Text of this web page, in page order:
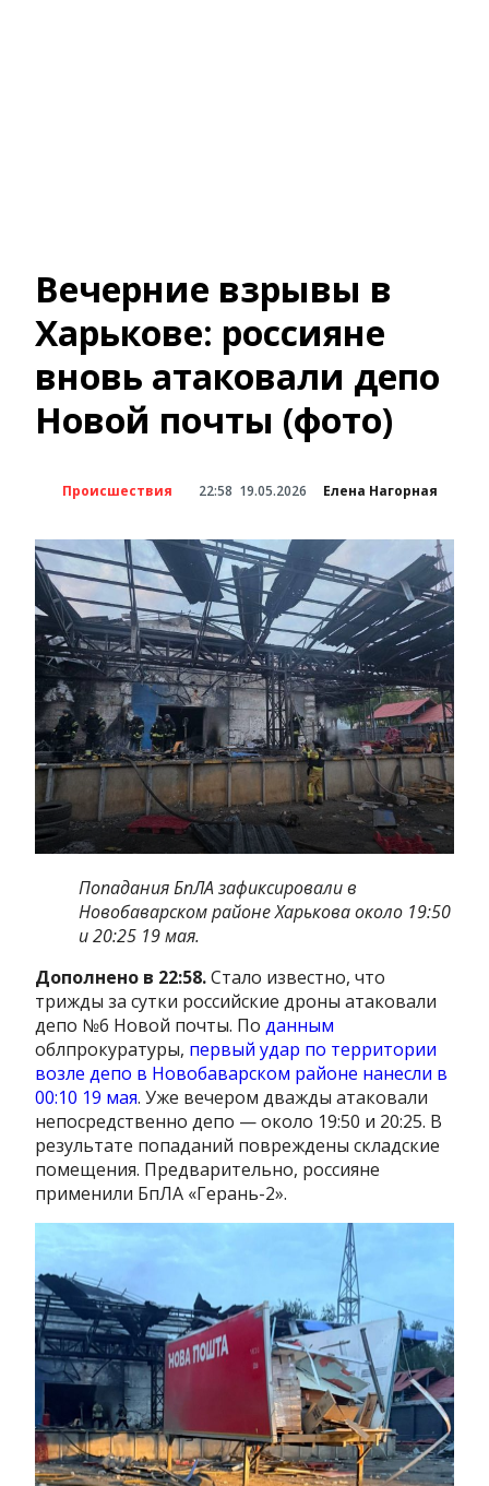
Вечерние взрывы в
Харькове: россияне
вновь атаковали депо
Новой почты (фото)
Происшествия 22:58 19.05.2026 Елена Нагорная
Попадания БпЛА зафиксировали в
Новобаварском районе Харькова около 19:50
и 20:25 19 мая.
Дополнено в 22:58.Стало известно, что
трижды за сутки российские дроны атаковали
депо №6 Новой почты. Поданным
облпрокуратуры, первый удар по территории
возле депо в Новобаварском районе нанесли в
00:10 19 мая. Уже вечером дважды атаковали
непосредственно депо — около 19:50 и 20:25. В
результате попаданий повреждены складские
помещения. Предварительно, россияне
применили БпЛА «Герань-2».